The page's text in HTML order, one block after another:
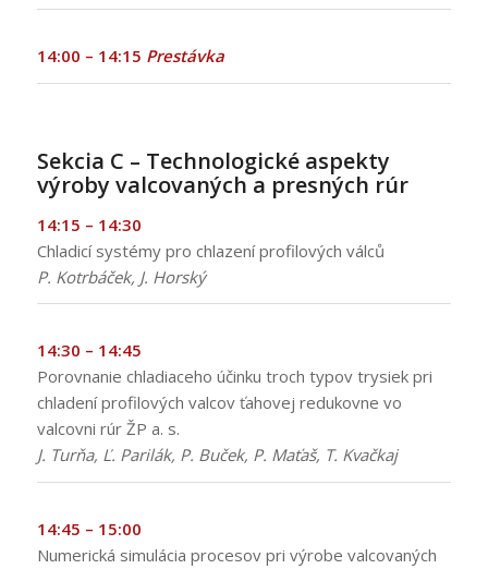
14:00 – 14:15 Prestávka
Sekcia C – Technologické aspekty
výroby valcovaných a presných rúr
14:15 – 14:30
Chladicí systémy pro chlazení profilových válců
P. Kotrbáček, J. Horský
14:30 – 14:45
Porovnanie chladiaceho účinku troch typov trysiek pri
chladení profilových valcov ťahovej redukovne vo
valcovni rúr ŽP a. s.
J. Turňa, Ľ. Parilák, P. Buček, P. Maťaš, T. Kvačkaj
14:45 – 15:00
Numerická simulácia procesov pri výrobe valcovaných